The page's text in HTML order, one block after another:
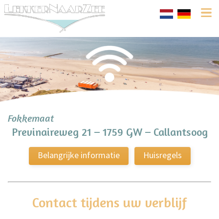
Fokkemaat
Previnaireweg 21 – 1759 GW – Callantsoog
Belangrijke informatie Huisregels
Contact tijdens uw verblijf